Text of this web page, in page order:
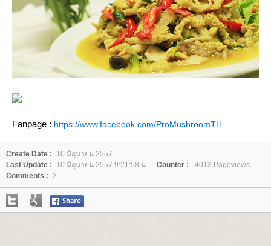
Fanpage : https://www.facebook.com/ProMushroomTH
Create Date :
10 มิถุนายน 2557
Last Update :
10 มิถุนายน 2557 9:21:58 น. Counter :
4013 Pageviews.
Comments : 2